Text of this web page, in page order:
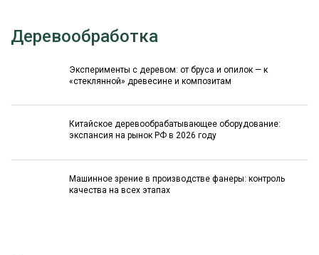
Деревообработка
Эксперименты с деревом: от бруса и опилок — к
«стеклянной» древесине и композитам
Китайское деревообрабатывающее оборудование:
экспансия на рынок РФ в 2026 году
Машинное зрение в производстве фанеры: контроль
качества на всех этапах